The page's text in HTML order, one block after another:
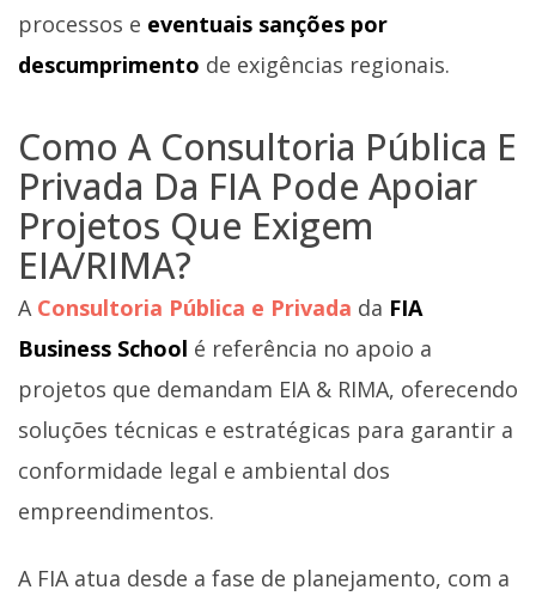
processos e eventuais sanções por
descumprimento de exigências regionais.
Como A Consultoria Pública E
Privada Da FIA Pode Apoiar
Projetos Que Exigem
EIA/RIMA?
A Consultoria Pública e Privada da FIA
Business School é referência no apoio a
projetos que demandam EIA & RIMA, oferecendo
soluções técnicas e estratégicas para garantir a
conformidade legal e ambiental dos
empreendimentos.
A FIA atua desde a fase de planejamento, com a